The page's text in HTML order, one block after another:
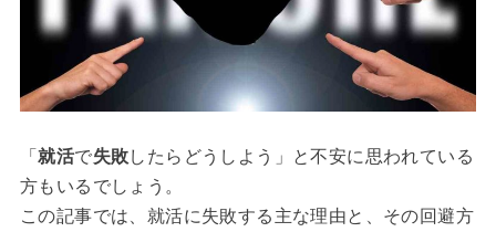
「就活で失敗したらどうしよう」と不安に思われている
方もいるでしょう。
この記事では、就活に失敗する主な理由と、その回避方